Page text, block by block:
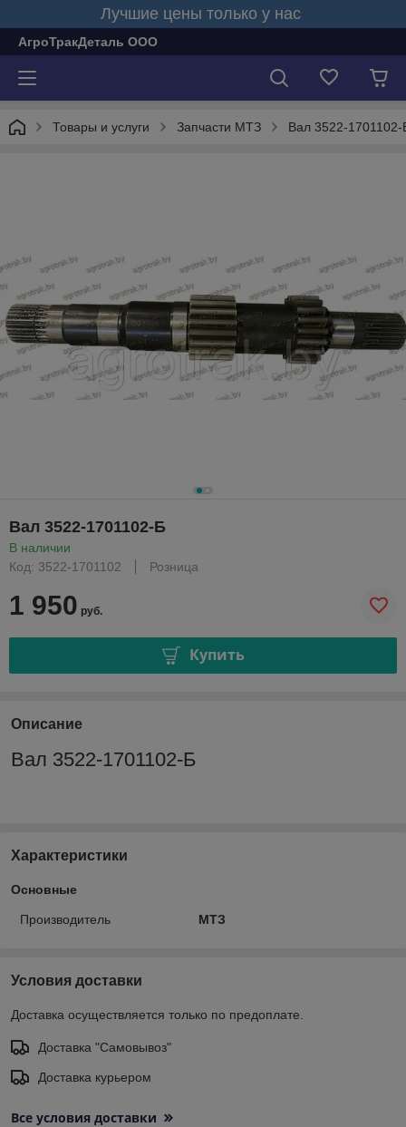
Лучшие цены только у нас
АгроТракДеталь ООО
Товары и услуги Запчасти МТЗ Вал 3522-1701102-
Вал 3522-1701102-Б
В наличии
Код: 3522-1701102
Розница
1 950 руб.
Купить
Описание
Вал 3522-1701102-Б
Характеристики
Основные
Производитель МТЗ
Условия доставки
Доставка осуществляется только по предоплате.
Доставка "Самовывоз"
Доставка курьером
Все условия доставки